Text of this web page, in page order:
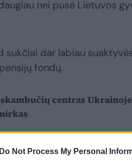
Do Not Process My Personal
nei pusė Lietuvos
sukčiai dar labiau
fondų.
centras